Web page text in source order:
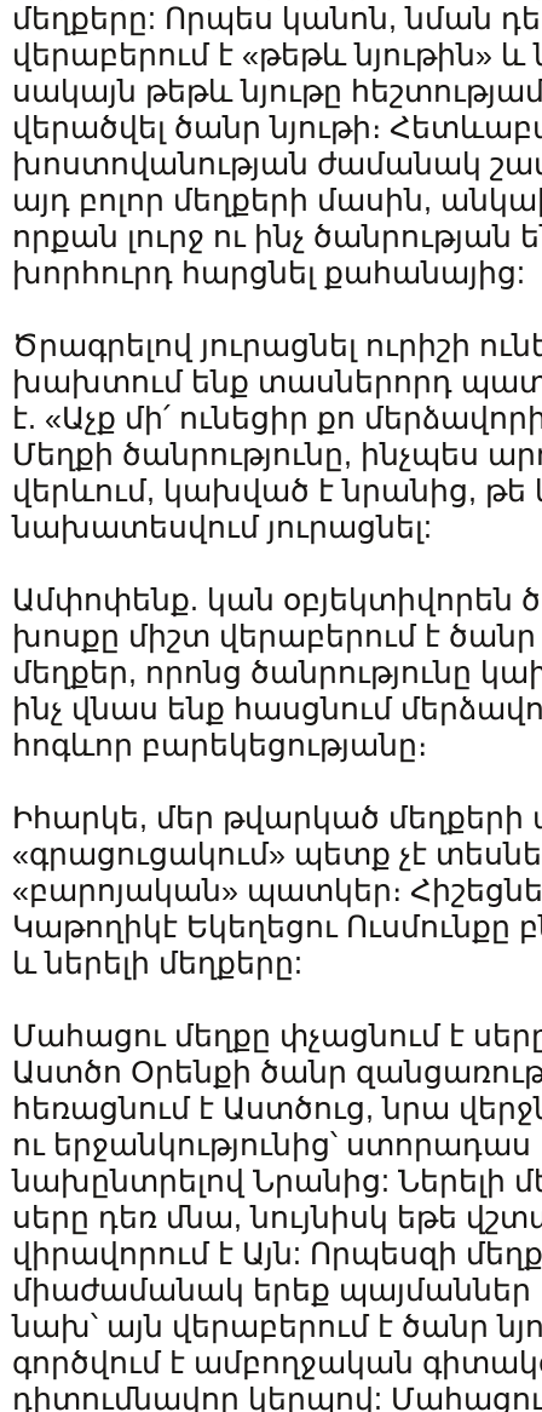
մեղքերը: Որպես կանոն, նման
վերաբերում է «թեթև նյութին» և
սակայն թեթև նյութը
վերածվել ծանր նյութի։
խոստովանության ժամանակ
այդ բոլոր մեղքերի մասին,
որքան լուրջ ու ինչ ծանրության
խորհուրդ հարցնել քահանայից:
Ծրագրելով յուրացնել ուրիշի
խախտում ենք տասներորդ
է. «Աչք մի՛ ունեցիր քո
Մեղքի ծանրությունը, ինչպես
վերևում, կախված է նրանից, թե
նախատեսվում յուրացնել:
Ամփոփենք. կան օբյեկտիվորեն
խոսքը միշտ վերաբերում է ծանր
մեղքեր, որոնց ծանրությունը
ինչ վնաս ենք հասցնում
հոգևոր բարեկեցությանը։
Իհարկե, մեր թվարկած մեղքերի
«գրացուցակում» պետք չէ
«բարոյական» պատկեր։
Կաթողիկէ Եկեղեցու Ուսմունքը
և ներելի մեղքերը:
Մահացու մեղքը փչացնում է
Աստծո Օրենքի ծանր
հեռացնում է Աստծուց, նրա
ու երջանկությունից՝
նախընտրելով Նրանից: Ներելի
սերը դեռ մնա, նույնիսկ եթե
վիրավորում է Այն: Որպեսզի
միաժամանակ երեք պայմաններ
նախ՝ այն վերաբերում է ծանր
գործվում է ամբողջական
դիտումնավոր կերպով: